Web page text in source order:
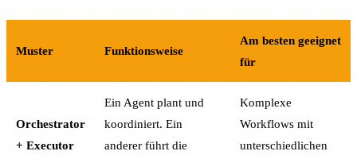
Muster Funktionsweise
Am besten geeignet
für
Orchestrator
+ Executor
Ein Agent plant und
koordiniert. Ein
anderer führt die
Komplexe
Workflows mit
unterschiedlichen